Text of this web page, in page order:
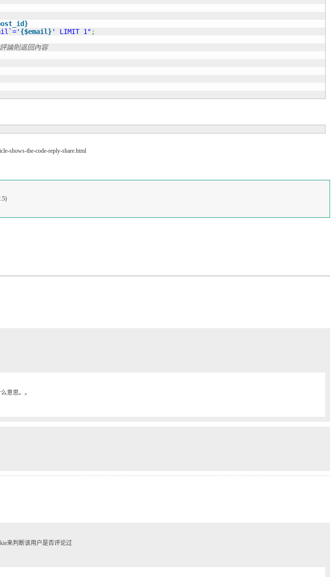
{$email}' LIMIT 1" ;
論則返回內容
shows-the-code-reply-share.html
意思。。
来判断该用户是否评论过